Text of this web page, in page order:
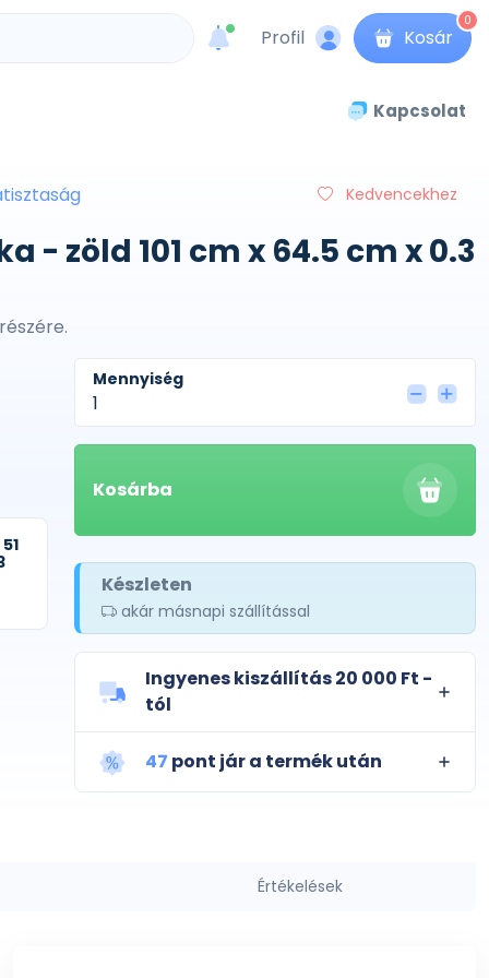
unread messages
Profil Kosár
0
Kapcsolat
Kedvencekhez
zöld 101 cm x 64.5 cm x 0.3
Mennyiség
Kosárba
Készleten
akár másnapi szállítással
Ingyenes kiszállítás 20 000 Ft -
tól
47 pont jár a termék után
Értékelések